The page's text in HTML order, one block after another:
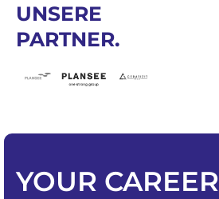
UNSERE
PARTNER.
YOUR CAREER